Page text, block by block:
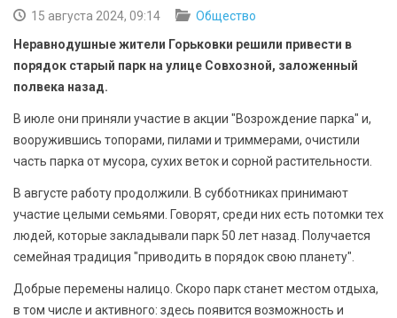
БЕЗОПАСНОСТЬ
СПОРТ
АРХИВ PDF
15 августа 2024, 09:14
Общество
Неравнодушные жители Горьковки решили привести в
порядок старый парк на улице Совхозной, заложенный
полвека назад.
В июле они приняли участие в акции "Возрождение парка" и,
вооружившись топорами, пилами и триммерами, очистили
часть парка от мусора, сухих веток и сорной растительности.
В августе работу продолжили. В субботниках принимают
участие целыми семьями. Говорят, среди них есть потомки тех
людей, которые закладывали парк 50 лет назад. Получается
семейная традиция "приводить в порядок свою планету".
Добрые перемены налицо. Скоро парк станет местом отдыха,
в том числе и активного: здесь появится возможность и